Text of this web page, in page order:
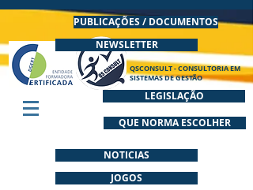
QSCONSULT - CONSULTORIA EM
SISTEMAS DE GESTÃO
LEGISLAÇÃO
QUE NORMA ESCOLHER
NOTICIAS
JOGOS
PUBLICAÇÕES / DOCUMENTOS
NEWSLETTER